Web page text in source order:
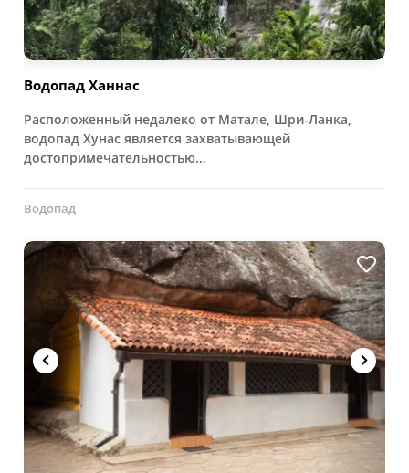
Водопад Ханнас
Расположенный недалеко от Матале, Шри-Ланка,
водопад Хунас является захватывающей
достопримечательностью…
Водопад